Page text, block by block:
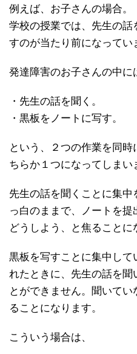
例えば、お子さんの場合。
学校の授業では、先生の
すのが当たり前になってい
発達障害のお子さんの中に
・先生の話を聞く。
・黒板をノートに写す。
という、２つの作業を同
ちらか１つになってしまい
先生の話を聞くことに集
っ白のままで、ノートを
どうしよう、と焦ることに
黒板を写すことに集中して
れたときに、先生の話を聞
とができません。聞いて
ることになります。
こういう場合は、